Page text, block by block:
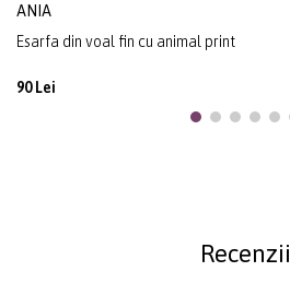
ANIA
Esarfa din voal fin cu animal print
90 Lei
Recenzii